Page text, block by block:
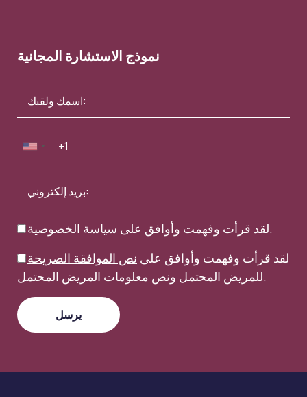
نموذج الاستشارة المجانية
لقد قرأت وفهمت وأوافق على سياسة الخصوصية
.
لقد قرأت وفهمت وأوافق على نص الموافقة الصريحة
للمريض المحتمل ونص معلومات المريض المحتمل .